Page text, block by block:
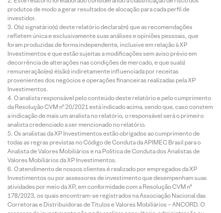
produtos de modo a gerar resultados de alocação para cada perfil de
investidor.
O(s) signatário(s) deste relatório declara(m) que as recomendações
refletem única e exclusivamente suas análises e opiniões pessoais, que
foram produzidas de forma independente, inclusive em relação à XP
Investimentos e que estão sujeitas a modificações sem aviso prévio em
decorrência de alterações nas condições de mercado, e que sua(s)
remuneração(es) é(são) indiretamente influenciada por receitas
provenientes dos negócios e operações financeiras realizadas pela XP
Investimentos.
O analista responsável pelo conteúdo deste relatório e pelo cumprimento
da Resolução CVM nº 20/2021 está indicado acima, sendo que, caso constem
a indicação de mais um analista no relatório, o responsável será o primeiro
analista credenciado a ser mencionado no relatório.
Os analistas da XP Investimentos estão obrigados ao cumprimento de
todas as regras previstas no Código de Conduta da APIMEC Brasil para o
Analista de Valores Mobiliários e na Política de Conduta dos Analistas de
Valores Mobiliários da XP Investimentos.
O atendimento de nossos clientes é realizado por empregados da XP
Investimentos ou por assessores de investimento que desempenham suas
atividades por meio da XP, em conformidade com a Resolução CVM nº
178/2023, os quais encontram-se registrados na Associação Nacional das
Corretoras e Distribuidoras de Títulos e Valores Mobiliários – ANCORD. O